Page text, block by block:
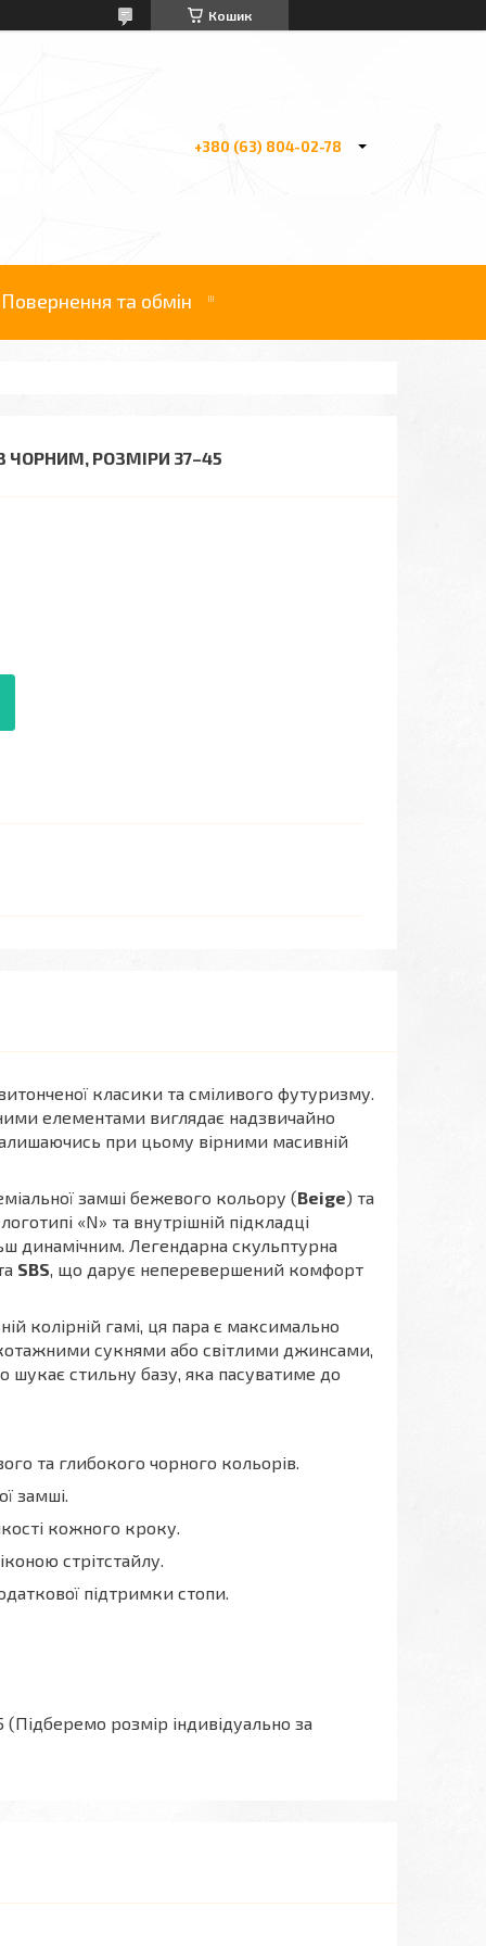
Кошик
+380 (63) 804-02-78
Повернення та обмін
З ЧОРНИМ, РОЗМІРИ 37–45
класики та сміливого футуризму.
елементами виглядає надзвичайно
при цьому вірними масивній
замші бежевого кольору (Beige) та
«N» та внутрішній підкладці
динамічним. Легендарна скульптурна
SBS, що дарує неперевершений комфорт
колірній гамі, ця пара є максимально
сукнями або світлими джинсами,
шукає стильну базу, яка пасуватиме до
та глибокого чорного кольорів.
замші.
кожного кроку.
стрітстайлу.
підтримки стопи.
розмір індивідуально за